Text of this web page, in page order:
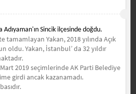
Adıyaman'ın Sincik ilçesinde doğdu.
tamamlayan Yakan, 2018 yılında Açık
oldu. Yakan, İstanbul’ da 32 yıldır
2019 seçimlerinde AK Parti Belediye
girdi ancak kazanamadı.